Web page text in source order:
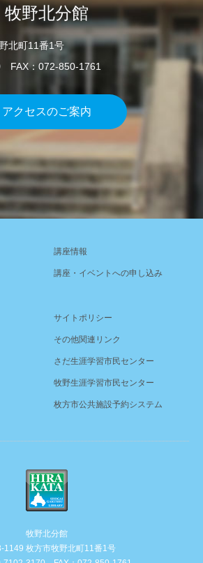
牧野北分館
北町11番1号
FAX：072-850-1761
アクセスのご案内
講座情報
講座・イベントへの申し込み
サイトポリシー
その他関連リンク
さだ生涯学習市民センター
牧野生涯学習市民センター
枚方市公共施設予約システム
牧野北分館
1149 枚方市牧野北町11番1号